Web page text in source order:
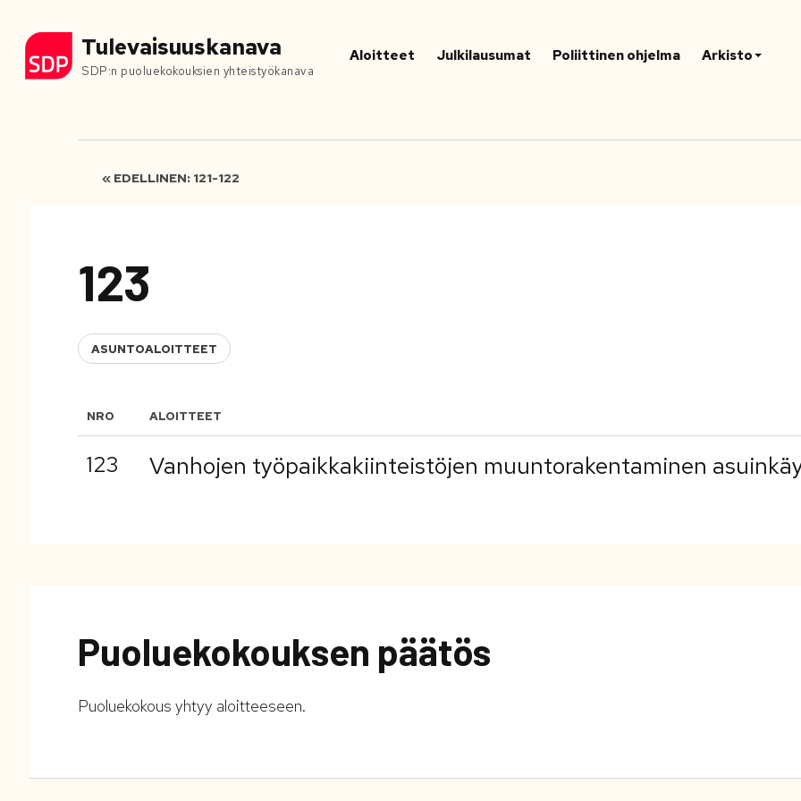
Tulevaisuuskanava
SDP:n puoluekokouksien yhteistyökanava
Aloitteet Julkilausumat Poliittinen ohjelma Arkisto
« EDELLINEN: 121-122
123
ASUNTOALOITTEET
NRO ALOITTEET
123 Vanhojen työpaikkakiinteistöjen muuntorakentaminen
Puoluekokouksen päätös
Puoluekokous yhtyy aloitteeseen.